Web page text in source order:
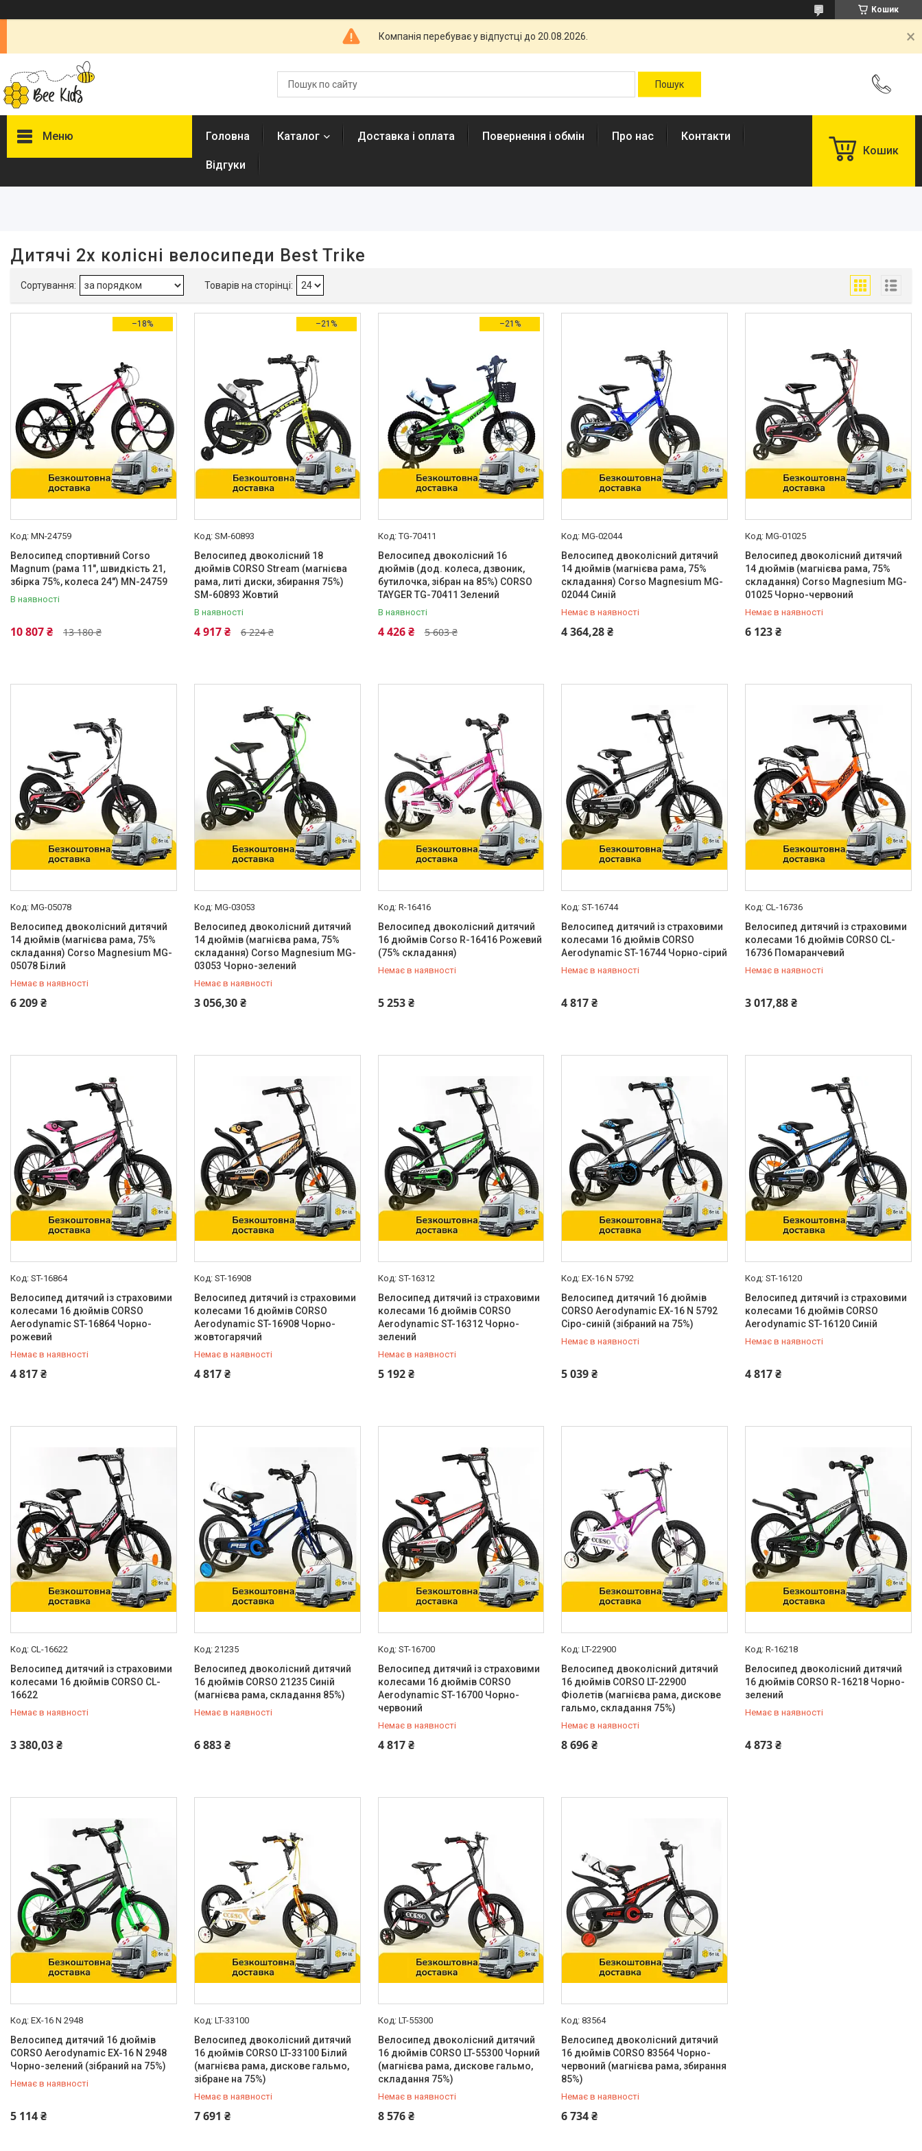
Кошик
Компанія перебуває у відпустці до 20.08.2026.
Меню
Наявність
Best Trike 4
Corso 636
Країна виробник
Китай 623
Україна 5
Від 2 років
Від 3 до 6 років 22
Від 4 до 6 років 22
Колір
5
Бордовий
Білий 34
Бірюзовий
Підніжка
Так 40
Так 11
Для дівчаток
Тип велосипеда
Гірський MTB
Дитячий 446
Міський/дорожній 156
Розмір рами
4
11" 12
20"
Тип амортизації
Алюмінієвий сплав
Вуглецева сталь 1
Магнієвий сплав 191
Сталь 380
Діаметр колеса/диска
10" 3
12" 34
14" 97
18" 166
Дисковий, механічний
44
Дисковий, механічний
Ножний 344
Форм фактор рами
Складана 4
Цілісна 412
Жорстка 323
Пружинно-recreation 7
Надувні колеса
Немає 4
Ні
Головна Каталог Доставка і оплата Повернення і обмін Про нас Контакти
Відгуки
Кошик
Дитячі 2х колісні велосипеди Best Trike
–18%
MN-24759
Велосипед спортивний Corso
Magnum (рама 11", швидкість 21,
збірка 75%, колеса 24") MN-24759
В наявності
13 180 ₴
10 807 ₴
–21%
SM-60893
Велосипед двоколісний 18
дюймів CORSO Stream (магнієва
рама, литі диски, збирання 75%)
SM-60893 Жовтий
В наявності
6 224 ₴
4 917 ₴
–21%
TG-70411
Велосипед двоколісний 16
дюймів (дод. колеса, дзвоник,
бутилочка, зібран на 85%) CORSO
TAYGER TG-70411 Зелений
В наявності
5 603 ₴
4 426 ₴
MG-02044
Велосипед двоколісний дитячий
14 дюймів (магнієва рама, 75%
складання) Corso Magnesium MG-
02044 Синій
Немає в наявності
4 364,28 ₴
0 (800) 33-98-35
MG-01025
Велосипед двоколісний дитячий
14 дюймів (магнієва рама, 75%
складання) Corso Magnesium MG-
01025 Чорно-червоний
Немає в наявності
6 123 ₴
0 (800) 33-98-35
MG-05078
Велосипед двоколісний дитячий
14 дюймів (магнієва рама, 75%
складання) Corso Magnesium MG-
05078 Білий
Немає в наявності
6 209 ₴
0 (800) 33-98-35
MG-03053
Велосипед двоколісний дитячий
14 дюймів (магнієва рама, 75%
складання) Corso Magnesium MG-
03053 Чорно-зелений
Немає в наявності
3 056,30 ₴
0 (800) 33-98-35
R-16416
Велосипед двоколісний дитячий
16 дюймів Corso R-16416 Рожевий
(75% складання)
Немає в наявності
5 253 ₴
0 (800) 33-98-35
ST-16744
Велосипед дитячий із страховими
колесами 16 дюймів CORSO
Aerodynamic ST-16744 Чорно-сірий
Немає в наявності
4 817 ₴
0 (800) 33-98-35
CL-16736
Велосипед дитячий із страховими
колесами 16 дюймів CORSO CL-
16736 Помаранчевий
Немає в наявності
3 017,88 ₴
0 (800) 33-98-35
ST-16864
Велосипед дитячий із страховими
колесами 16 дюймів CORSO
Aerodynamic ST-16864 Чорно-
рожевий
Немає в наявності
4 817 ₴
0 (800) 33-98-35
ST-16908
Велосипед дитячий із страховими
колесами 16 дюймів CORSO
Aerodynamic ST-16908 Чорно-
жовтогарячий
Немає в наявності
4 817 ₴
0 (800) 33-98-35
ST-16312
Велосипед дитячий із страховими
колесами 16 дюймів CORSO
Aerodynamic ST-16312 Чорно-
зелений
Немає в наявності
5 192 ₴
0 (800) 33-98-35
EX-16 N 5792
Велосипед дитячий 16 дюймів
CORSO Aerodynamic EX-16 N 5792
Сіро-синій (зібраний на 75%)
Немає в наявності
5 039 ₴
0 (800) 33-98-35
ST-16120
Велосипед дитячий із страховими
колесами 16 дюймів CORSO
Aerodynamic ST-16120 Синій
Немає в наявності
4 817 ₴
0 (800) 33-98-35
CL-16622
Велосипед дитячий із страховими
колесами 16 дюймів CORSO CL-
16622
Немає в наявності
3 380,03 ₴
0 (800) 33-98-35
21235
Велосипед двоколісний дитячий
16 дюймів CORSO 21235 Синій
(магнієва рама, складання 85%)
Немає в наявності
6 883 ₴
0 (800) 33-98-35
ST-16700
Велосипед дитячий із страховими
колесами 16 дюймів CORSO
Aerodynamic ST-16700 Чорно-
червоний
Немає в наявності
4 817 ₴
0 (800) 33-98-35
LT-22900
Велосипед двоколісний дитячий
16 дюймів CORSO LT-22900
Фіолетів (магнієва рама, дискове
гальмо, складання 75%)
Немає в наявності
8 696 ₴
0 (800) 33-98-35
R-16218
Велосипед двоколісний дитячий
16 дюймів CORSO R-16218 Чорно-
зелений
Немає в наявності
4 873 ₴
0 (800) 33-98-35
EX-16 N 2948
Велосипед дитячий 16 дюймів
CORSO Aerodynamic EX-16 N 2948
Чорно-зелений (зібраний на 75%)
Немає в наявності
5 114 ₴
0 (800) 33-98-35
LT-33100
Велосипед двоколісний дитячий
16 дюймів CORSO LT-33100 Білий
(магнієва рама, дискове гальмо,
зібране на 75%)
Немає в наявності
7 691 ₴
0 (800) 33-98-35
LT-55300
Велосипед двоколісний дитячий
16 дюймів CORSO LT-55300 Чорний
(магнієва рама, дискове гальмо,
складання 75%)
Немає в наявності
8 576 ₴
0 (800) 33-98-35
83564
Велосипед двоколісний дитячий
16 дюймів CORSO 83564 Чорно-
червоний (магнієва рама, збирання
85%)
Немає в наявності
6 734 ₴
0 (800) 33-98-35